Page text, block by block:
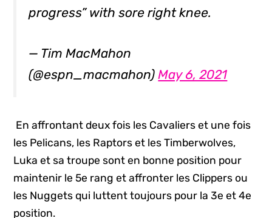
progress” with sore right knee.
— Tim MacMahon
(@espn_macmahon)May 6, 2021
En affrontant deux fois les Cavaliers et une fois
les Pelicans, les Raptors et les Timberwolves,
Luka et sa troupe sont en bonne position pour
maintenir le 5e rang et affronter les Clippers ou
les Nuggets qui luttent toujours pour la 3e et 4e
position.